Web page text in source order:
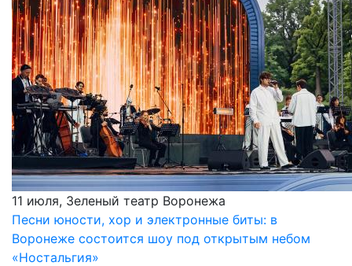
11 июля, Зеленый театр Воронежа
Песни юности, хор и электронные биты: в
Воронеже состоится шоу под открытым небом
«Ностальгия»